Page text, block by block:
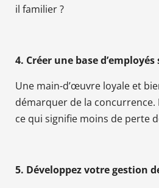
il familier ?
4. Créer une base
Une main-d’œuvre loyale et
démarquer de la
ce qui signifie moins de perte
5. Développez votre gestion